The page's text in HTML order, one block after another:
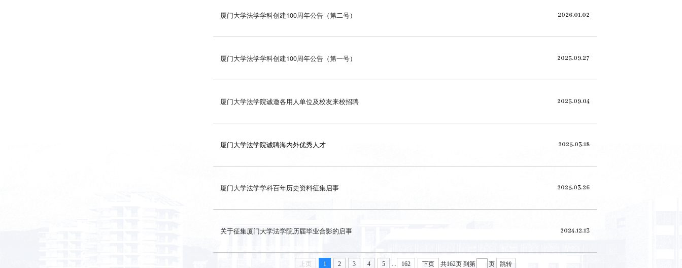
厦门大学法学学科创建100周年公告（第二号） 2026.01.02
厦门大学法学学科创建100周年公告（第一号） 2025.09.27
厦门大学法学院诚邀各用人单位及校友来校招聘 2025.09.04
厦门大学法学院诚聘海内外优秀人才 2025.03.18
厦门大学法学学科百年历史资料征集启事 2025.03.26
关于征集厦门大学法学院历届毕业合影的启事 2024.12.13
上页 1 2 3 4 5 162 下页 共162页 到第 页 跳转